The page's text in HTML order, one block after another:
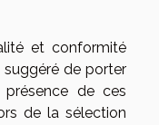
et conformité
suggéré de porter
de ces
de la sélection